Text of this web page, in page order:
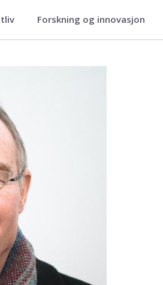
Forskning og innovasjon